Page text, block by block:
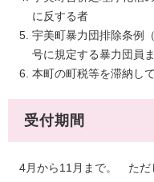
に反する者
宇美町暴力団排除条例
号に規定する暴力団員
本町の町税等を滞納し
受付期間
4月から11月まで。 ただ